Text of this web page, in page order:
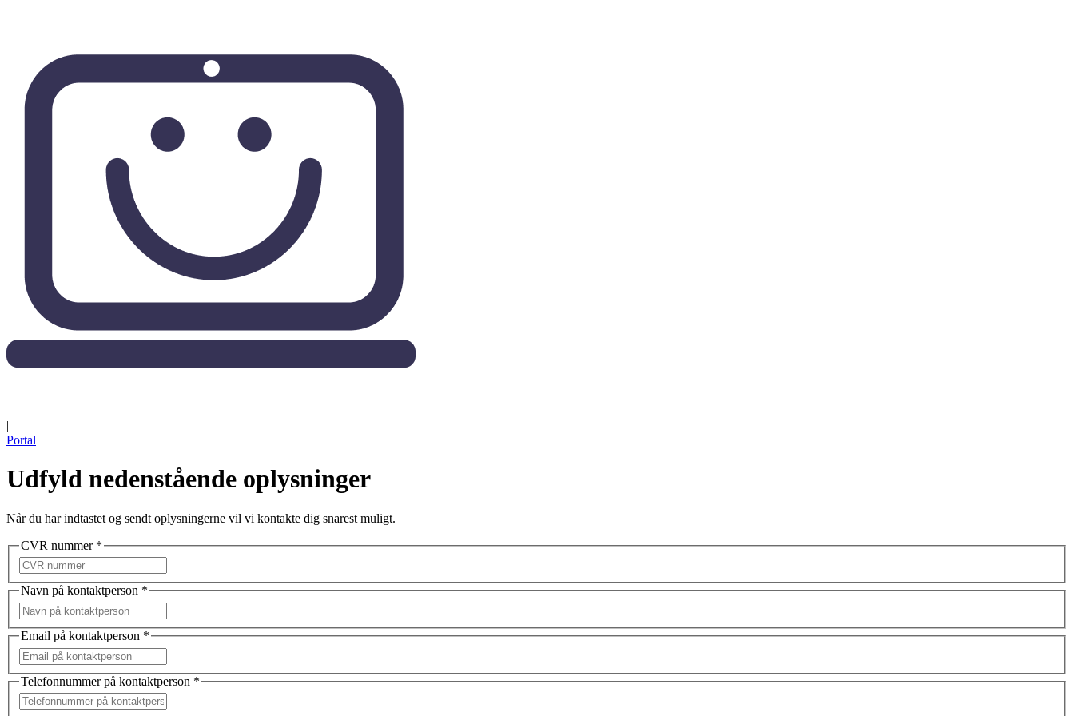
|
Portal
Udfyld nedenstående oplysninger
Når du har indtastet og sendt oplysningerne vil vi kontakte dig snarest muligt.
CVR nummer *
Navn på kontaktperson *
Email på kontaktperson *
Telefonnummer på kontaktperson *